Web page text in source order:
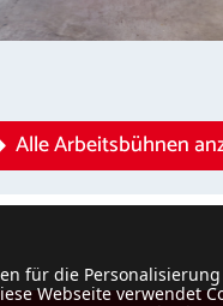
Alle Arbeitsbühnen
für die
Webseite verwendet